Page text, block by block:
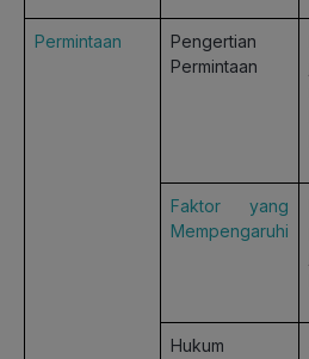
Permintaan
Pengertian
Permintaan
Faktor yang
Mempengaruhi
Hukum